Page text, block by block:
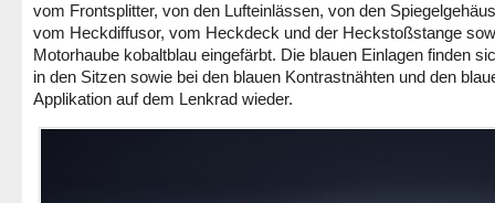
vom Frontsplitter, von den Lufteinlässen, von den
vom Heckdiffusor, vom Heckdeck und der Heckstoßstange
Motorhaube kobaltblau eingefärbt. Die blauen Einlagen finden
in den Sitzen sowie bei den blauen Kontrastnähten und den
Applikation auf dem Lenkrad wieder.